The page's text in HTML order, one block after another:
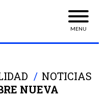
MENU
NOTICIAS
NUEVA